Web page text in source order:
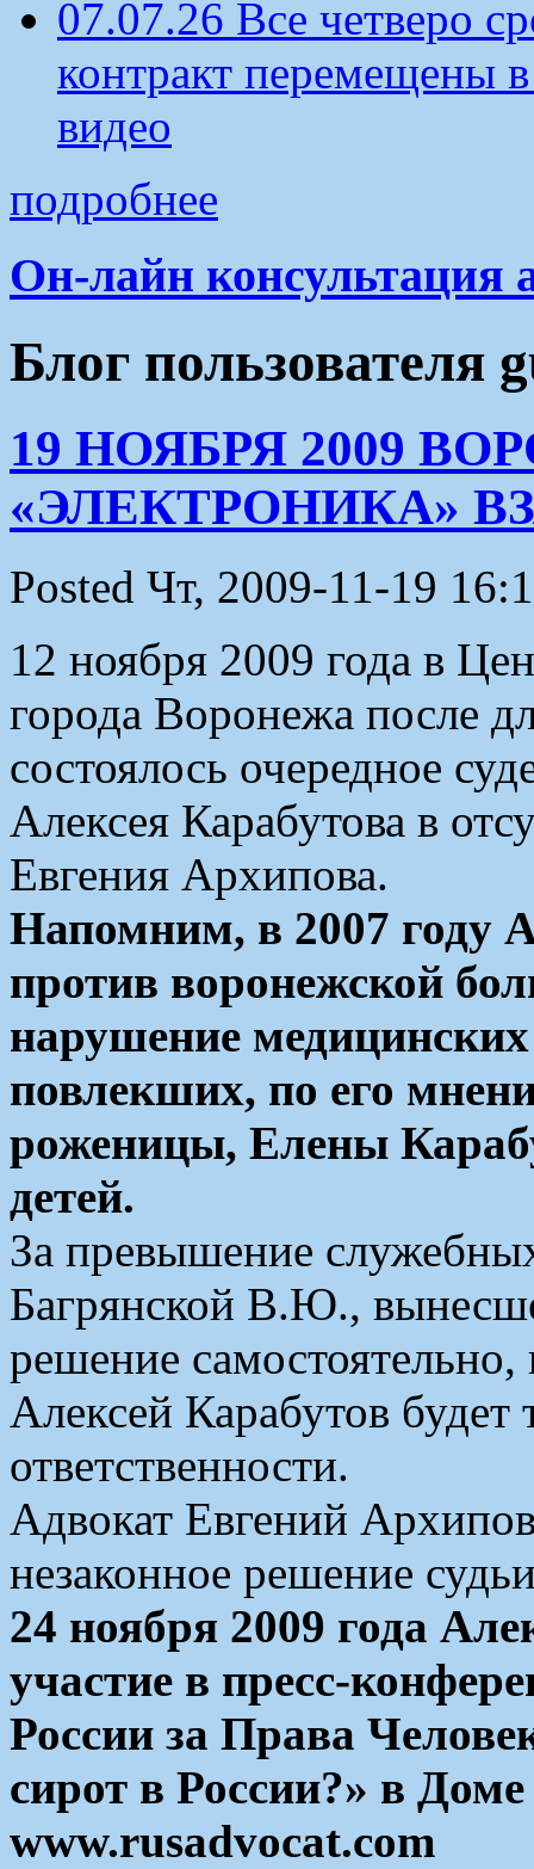
07.07.26 Все четверо
контракт перемещены
видео
подробнее
Он-лайн консультация
Блог пользователя
19 НОЯБРЯ 2009
«ЭЛЕКТРОНИКА»
Posted Чт, 2009-11-19
12 ноября 2009 года в
города Воронежа после
состоялось очередное
Алексея Карабутова в
Евгения Архипова.
Напомним, в 2007 году
против воронежской
нарушение
повлекших, по его
роженицы, Елены
детей.
За превышение
Багрянской В.Ю.,
решение самостоятельно,
Алексей Карабутов будет
ответственности.
Адвокат Евгений
незаконное решение
24 ноября 2009 года
участие в пресс-
России за Права
сирот в России?» в
www.rusadvocat.com